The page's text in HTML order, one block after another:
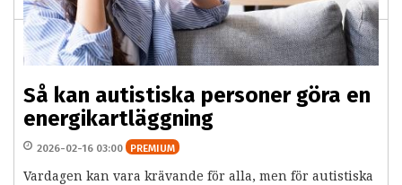
Så kan autistiska personer göra en
energikartläggning
2026-02-16 03:00 PREMIUM
Vardagen kan vara krävande för alla, men för autistiska